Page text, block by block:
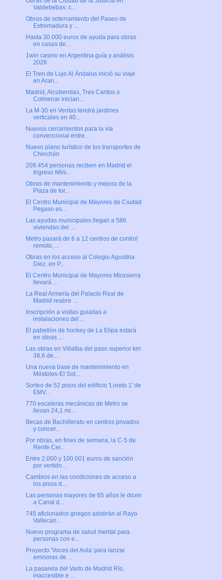
Valdebebas: c...
Obras de soterramiento del Paseo de
Extremadura y ...
Hasta 30.000 euros de ayuda para obras
en casas de...
1win casino en Argentina guía y análisis
2026
El Tren de Lujo Al Ándalus inició su viaje
en Aran...
Madrid, Alcobendas, Tres Cantos o
Colmenar inician...
La M-30 en Ventas tendrá jardines
verticales en 40...
Nuevos cerramientos para la vía
convencional entre...
Nuevo plano turístico de los transportes de
Chinchón
209.454 personas reciben en Madrid el
Ingreso Míni...
Obras de mantenimiento y mejora de la
Plaza de tor...
El Centro Municipal de Mayores de Ciudad
Pegaso es...
Las ayudas municipales llegan a 586
viviendas del ...
Metro pasará de 6 a 12 centros de control
remoto, ...
Obras en los acceso al Colegio Agustina
Díez, en P...
El Centro Municipal de Mayores Mirasierra
llevará ...
La Real Armería del Palacio Real de
Madrid reabre ...
Inscripción a visitas guiadas a
instalaciones del ...
El pabellón de hockey de La Elipa estará
en obras ...
Las obras en Villalba del paso superior km
38,6 de...
Una nueva base de mantenimiento en
Móstoles-El Sot...
Sorteo de 52 pisos del edificio 'Loreto 1' de
EMV...
770 escaleras mecánicas de Metro se
llevan 24,1 mi...
Becas de Bachillerato en centros privados
y concer...
Por obras, en fines de semana, la C-5 de
Renfe Cer...
Entre 2.000 y 100.001 euros de sanción
por vertido...
Cambios en las condiciones de acceso a
los pisos d...
Las personas mayores de 65 años le dicen
a Canal d...
745 aficionados griegos asistirán al Rayo
Vallecan...
Nuevo programa de salud mental para
personas con e...
Proyecto 'Voces del Aula' para lanzar
emisoras de ...
La pasarela del Vado de Madrid Río,
inaccesible e ...